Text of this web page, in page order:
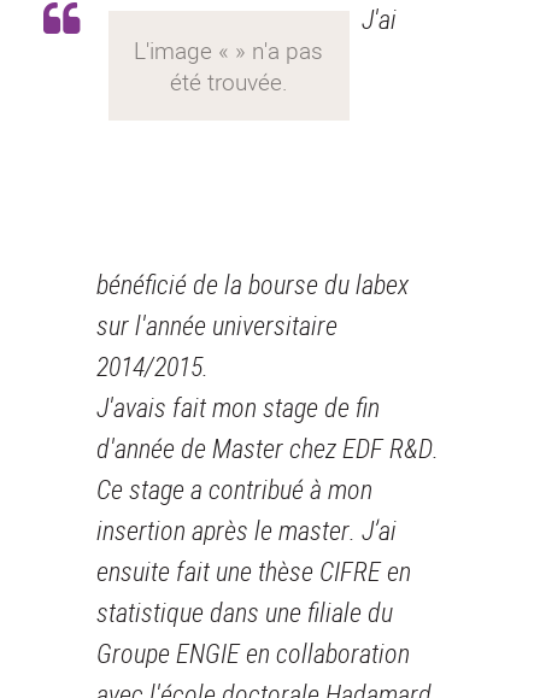
J'ai
bénéficié de la bourse du labex
sur l'année universitaire
2014/2015.
J'avais fait mon stage de fin
d'année de Master chez EDF R&D.
Ce stage a contribué à mon
insertion après le master. J’ai
ensuite fait une thèse CIFRE en
statistique dans une filiale du
Groupe ENGIE en collaboration